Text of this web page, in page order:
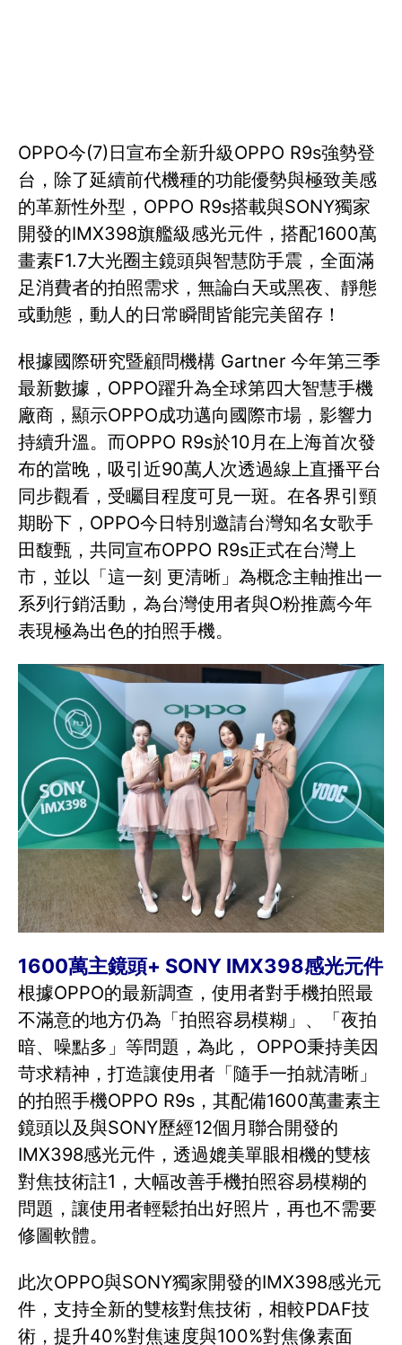
OPPO今(7)日宣布全新升級OPPO R9s強勢登
台，除了延續前代機種的功能優勢與極致美感
的革新性外型，OPPO R9s搭載與SONY獨家
開發的IMX398旗艦級感光元件，搭配1600萬
畫素F1.7大光圈主鏡頭與智慧防手震，全面滿
足消費者的拍照需求，無論白天或黑夜、靜態
或動態，動人的日常瞬間皆能完美留存！
根據國際研究暨顧問機構 Gartner 今年第三季
最新數據，OPPO躍升為全球第四大智慧手機
廠商，顯示OPPO成功邁向國際市場，影響力
持續升溫。而OPPO R9s於10月在上海首次發
布的當晚，吸引近90萬人次透過線上直播平台
同步觀看，受矚目程度可見一斑。在各界引頸
期盼下，OPPO今日特別邀請台灣知名女歌手
田馥甄，共同宣布OPPO R9s正式在台灣上
市，並以「這一刻 更清晰」為概念主軸推出一
系列行銷活動，為台灣使用者與O粉推薦今年
表現極為出色的拍照手機。
1600萬主鏡頭+ SONY IMX398感光元件
根據OPPO的最新調查，使用者對手機拍照最
不滿意的地方仍為「拍照容易模糊」、「夜拍
暗、噪點多」等問題，為此， OPPO秉持美因
苛求精神，打造讓使用者「隨手一拍就清晰」
的拍照手機OPPO R9s，其配備1600萬畫素主
鏡頭以及與SONY歷經12個月聯合開發的
IMX398感光元件，透過媲美單眼相機的雙核
對焦技術註1，大幅改善手機拍照容易模糊的
問題，讓使用者輕鬆拍出好照片，再也不需要
修圖軟體。
此次OPPO與SONY獨家開發的IMX398感光元
件，支持全新的雙核對焦技術，相較PDAF技
術，提升40%對焦速度與100%對焦像素面